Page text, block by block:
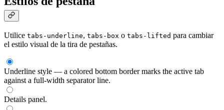
Utilice tabs-underline, tabs-box o tabs-lifted para cambiar
el estilo visual de la tira de pestañas.
Underline style — a colored bottom border marks the active tab
against a full-width separator line.
Details panel.